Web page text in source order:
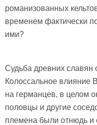
романизованных
временем фактически
ими?
Судьба древних славян
Колоссальное влияние
на германцев, в целом
половцы и другие
племена были отнюдь и